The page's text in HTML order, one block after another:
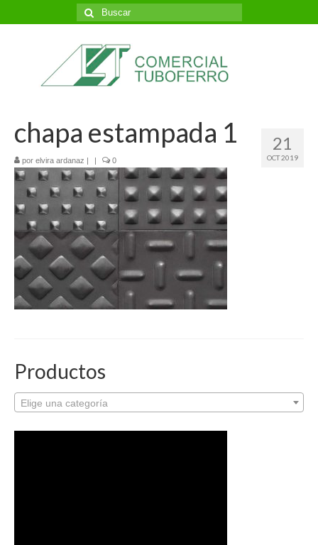
Buscar
por:
21
OCT 2019
chapa estampada 1
por elvira ardanaz | | 0
Productos
Elige una categoría